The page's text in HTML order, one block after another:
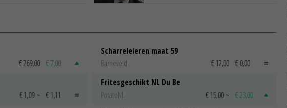
€ 269,00 € 7,00
€ 1,09 ~ € 1,11
Scharreleieren maat 59
Barneveld
€ 12,00 € 0,00
Fritesgeschikt NL Du Be
PotatoNL
€ 15,00 ~ € 23,00